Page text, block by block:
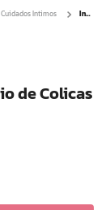
Cuidados Intimos Intimament Mulher Pomada Alivio de Colicas Menstruais 100ml
de Colicas